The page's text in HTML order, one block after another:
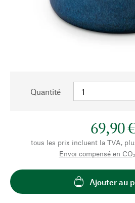
Quantité
69,90
tous les prix incluent la TVA,
Envoi compensé en
Ajouter au